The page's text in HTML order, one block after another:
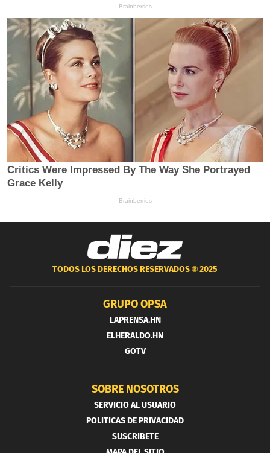
TODOS LOS DERECHOS RESERVADOS ®2025
GRUPO OPSA
LAPRENSA.HN
ELHERALDO.HN
GOTV
SOBRE NOSOTROS
SERVICIO AL USUARIO
POLITICAS DE PRIVACIDAD
SUSCRIBETE